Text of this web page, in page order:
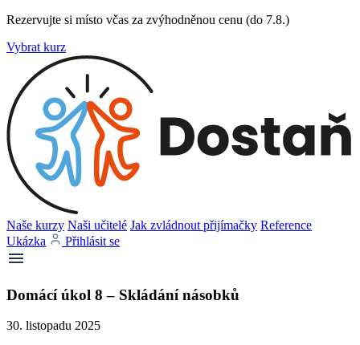
Rezervujte si místo včas za zvýhodněnou cenu (do 7.8.)
Vybrat kurz
Naše kurzy Naši učitelé Jak zvládnout přijímačky Reference
Ukázka
Přihlásit se
Domácí úkol 8 – Skládání násobků
30. listopadu 2025